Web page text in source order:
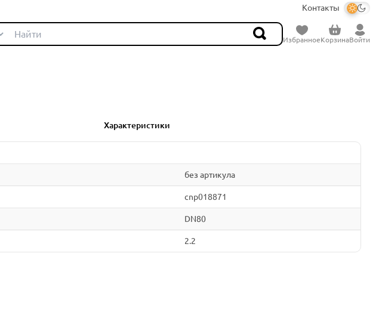
Контакты
ИзбранноеКорзинаВойти
Характеристики
без артикула
cnp018871
DN80
2.2